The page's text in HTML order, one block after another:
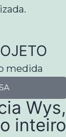
medida
Wys,
inteiro